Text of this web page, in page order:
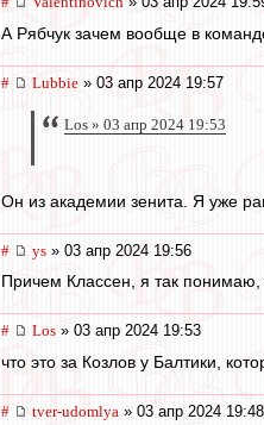
А Рябчук зачем вообще в
# Lubbie » 03 апр 2024 19:57
Los » 03 апр 2024 19:53
Он из академии зенита. Я уже
# ys » 03 апр 2024 19:56
Причем Классен, я так понимаю,
# Los » 03 апр 2024 19:53
что это за Козлов у Балтики,
# tver-udomlya » 03 апр 2024 19:48